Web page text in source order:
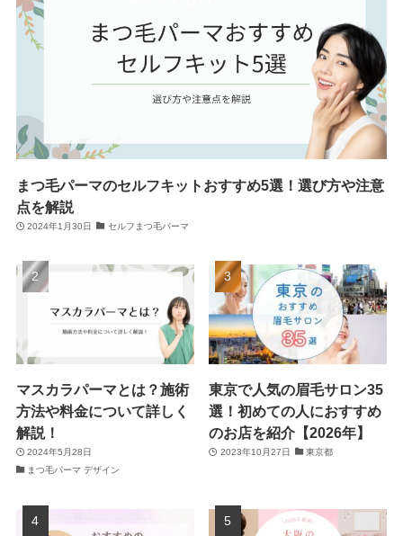
まつ毛パーマのセルフキットおすすめ5選！選び方や注意
点を解説
2024年1月30日 セルフまつ毛パーマ
マスカラパーマとは？施術
方法や料金について詳しく
解説！
2024年5月28日
まつ毛パーマ デザイン
東京で人気の眉毛サロン35
選！初めての人におすすめ
のお店を紹介【2026年】
2023年10月27日 東京都